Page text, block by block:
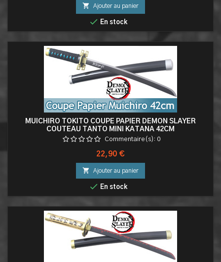
 Ajouter au panier
 En stock
MUICHIRO TOKITO COUPE PAPIER DEMON SLAYER
COUTEAU TANTO MINI KATANA 42CM
Commentaire(s): 0
Prix
22,90 €
 Ajouter au panier
 En stock